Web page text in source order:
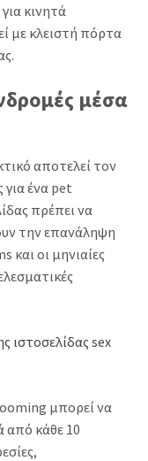
κινητά
με κλειστή πόρτα
μέσα
αποτελεί τον
ένα pet
πρέπει να
την επανάληψη
οι μηνιαίες
ιστοσελίδας sex
μπορεί να
από κάθε 10